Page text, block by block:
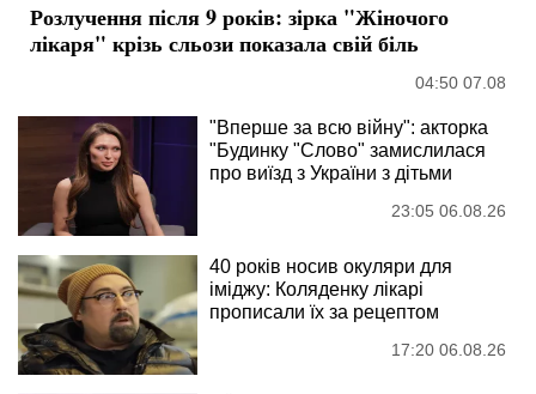
Розлучення після 9 років: зірка "Жіночого
лікаря" крізь сльози показала свій біль
04:50 07.08
"Вперше за всю війну": акторка
"Будинку "Слово" замислилася
про виїзд з України з дітьми
23:05 06.08.26
40 років носив окуляри для
іміджу: Коляденку лікарі
прописали їх за рецептом
17:20 06.08.26